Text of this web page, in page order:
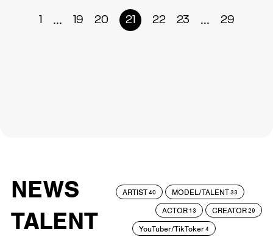
1 ... 19 20 21 22 23 ... 29
NEWS
TALENT
ARTIST40 MODEL/TALENT33
ACTOR 13 CREATOR29
YouTuber/TikToker4